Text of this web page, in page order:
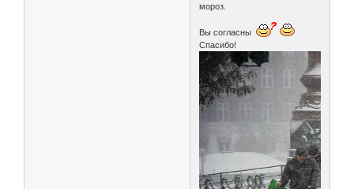
мороз.
Вы согласны
Спасибо!